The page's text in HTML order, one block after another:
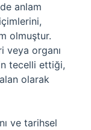
anlam
olmuştur.
veya organı
tecelli ettiği,
olarak
ve tarihsel